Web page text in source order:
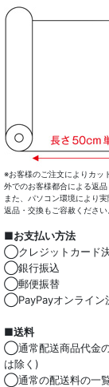
※お客様のご注文によりカッ
外でのお客様都合による返
また、パソコン環境により
返品・交換もご容赦ください
■お支払い方法
◯クレジットカード決
◯銀行振込
◯郵便振替
◯PayPayオンライン
■送料
◯通常配送商品代金
は除く)
◯通常の配送料の一